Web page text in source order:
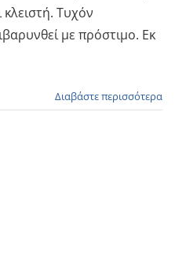
Τυχόν
με πρόστιμο. Εκ
Διαβάστε περισσότερα